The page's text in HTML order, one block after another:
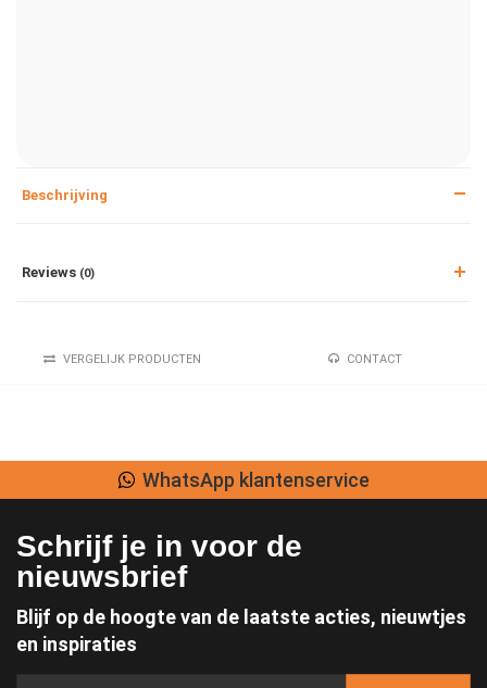
Beschrijving
Reviews (0)
VERGELIJK PRODUCTEN CONTACT
WhatsApp klantenservice
Schrijf je in voor de
nieuwsbrief
Blijf op de hoogte van de laatste acties, nieuwtjes
en inspiraties